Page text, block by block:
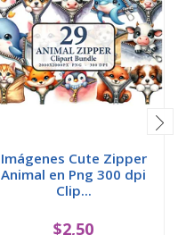
Imágenes Cute Zipper
Animal en Png 300 dpi
Clip...
$2,50